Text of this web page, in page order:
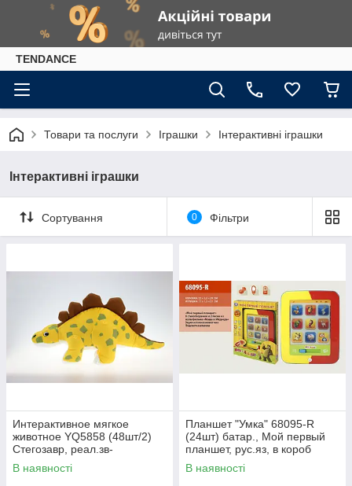
TENDANCE
Товари та послуги Іграшки Інтерактивні іграшки
Інтерактивні іграшки
Сортування 0 Фільтри
Интерактивное мягкое
животное YQ5858 (48шт/2)
Стегозавр, реал.зв-
рык,тов(31*11*14), в
кор.25*11*14см, шт
В наявності
Планшет "Умка" 68095-R
(24шт) батар., Мой первый
планшет, рус.яз, в короб
22*3.5*29, шт
В наявності